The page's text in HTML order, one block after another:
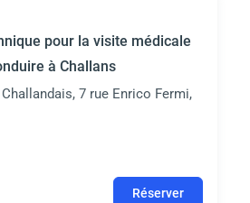
pour la visite médicale
à Challans
7 rue Enrico Fermi,
Réserver